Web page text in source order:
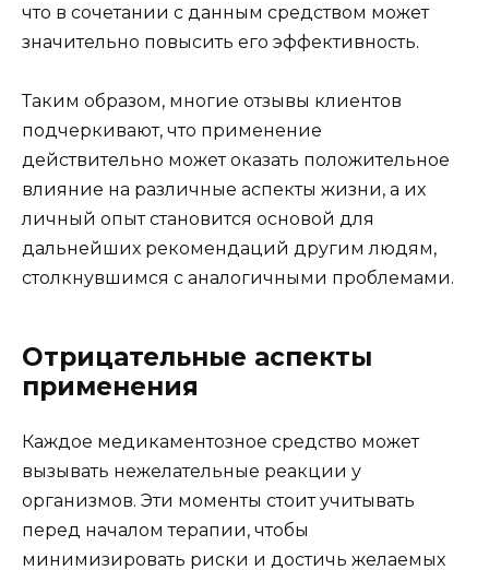
что в сочетании с данным средством может
значительно повысить его эффективность.
Таким образом, многие отзывы клиентов
подчеркивают, что применение
действительно может оказать положительное
влияние на различные аспекты жизни, а их
личный опыт становится основой для
дальнейших рекомендаций другим людям,
столкнувшимся с аналогичными проблемами.
Отрицательные аспекты
применения
Каждое медикаментозное средство может
вызывать нежелательные реакции у
организмов. Эти моменты стоит учитывать
перед началом терапии, чтобы
минимизировать риски и достичь желаемых